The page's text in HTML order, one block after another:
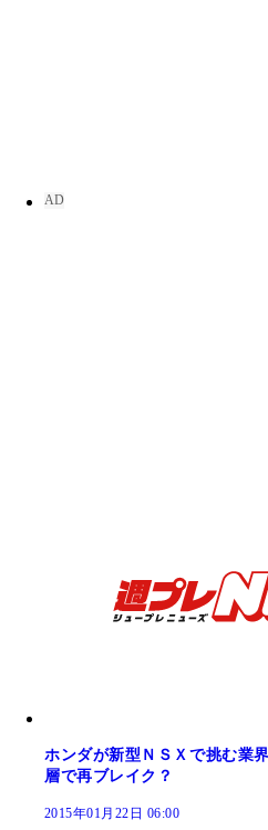
ホンダが新型ＮＳＸで挑む業
層で再ブレイク？
2015年01月22日 06:00